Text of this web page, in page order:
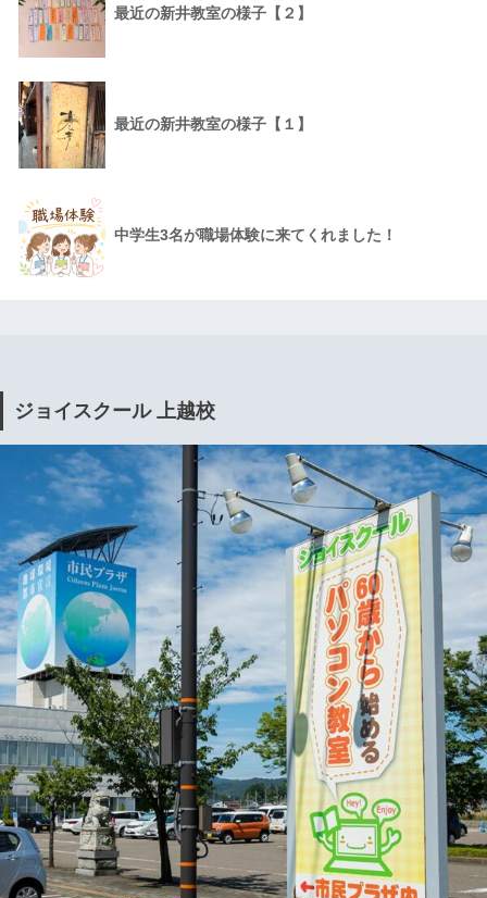
最近の新井教室の様子【２】
最近の新井教室の様子【１】
中学生3名が職場体験に来てくれました！
ジョイスクール 上越校